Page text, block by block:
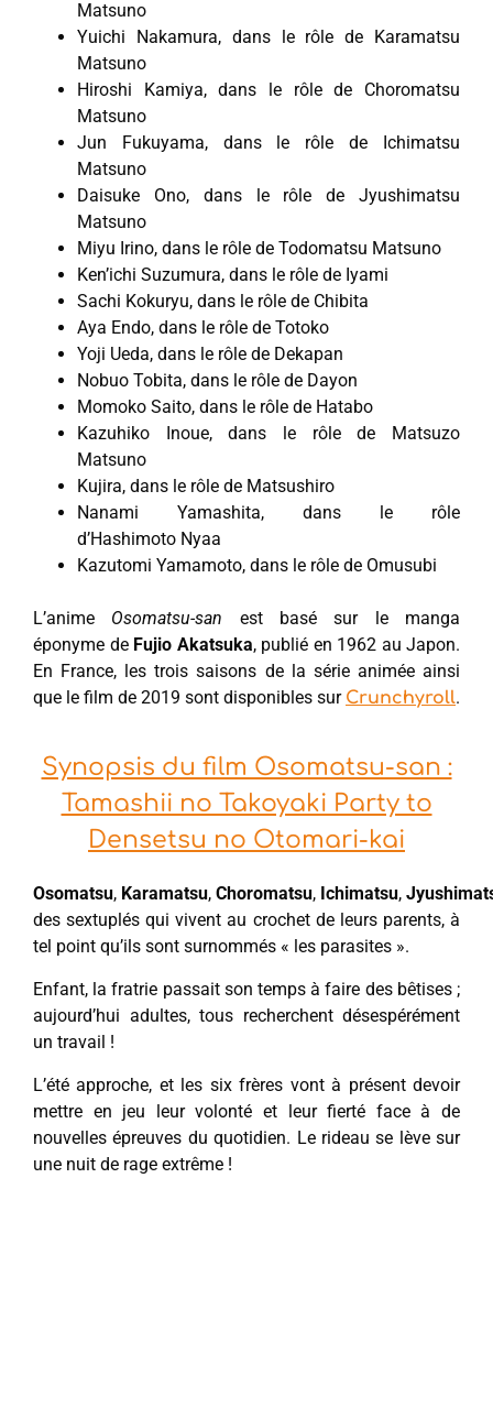
Matsuno
Yuichi Nakamura, dans le rôle de Karamatsu
Matsuno
Hiroshi Kamiya, dans le rôle de Choromatsu
Matsuno
Jun Fukuyama, dans le rôle de Ichimatsu
Matsuno
Daisuke Ono, dans le rôle de Jyushimatsu
Matsuno
Miyu Irino, dans le rôle de Todomatsu Matsuno
Ken’ichi Suzumura, dans le rôle de Iyami
Sachi Kokuryu, dans le rôle de Chibita
Aya Endo, dans le rôle de Totoko
Yoji Ueda, dans le rôle de Dekapan
Nobuo Tobita, dans le rôle de Dayon
Momoko Saito, dans le rôle de Hatabo
Kazuhiko Inoue, dans le rôle de Matsuzo
Matsuno
Kujira, dans le rôle de Matsushiro
Nanami Yamashita, dans le rôle
d’Hashimoto Nyaa
Kazutomi Yamamoto, dans le rôle de Omusubi
L’anime Osomatsu-san est basé sur le manga
éponyme de Fujio Akatsuka, publié en 1962 au Japon.
En France, les trois saisons de la série animée ainsi
que le film de 2019 sont disponibles sur Crunchyroll.
Synopsis du film Osomatsu-san :
Tamashii no Takoyaki Party to
Densetsu no Otomari-kai
Osomatsu, Karamatsu, Choromatsu, Ichimatsu,
des sextuplés qui vivent au crochet de leurs parents, à
tel point qu’ils sont surnommés « les parasites ».
Enfant, la fratrie passait son temps à faire des bêtises ;
aujourd’hui adultes, tous recherchent désespérément
un travail !
L’été approche, et les six frères vont à présent devoir
mettre en jeu leur volonté et leur fierté face à de
nouvelles épreuves du quotidien. Le rideau se lève sur
une nuit de rage extrême !